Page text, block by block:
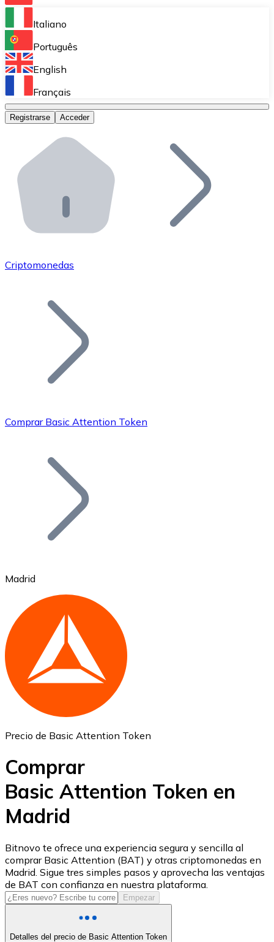
Bitnovo Ramp
Integra nuestra solución en tu plataforma.
Bitnovo Giftcards
Bitnovo OTC
Bitnovo ATM
Integra un ATM Bitnovo en tu negocio y permite que
Bitnovo API
Integra nuestra API en tu ecosistema.
Únete a nuestra red de distribuidores.
Añade tu proyecto a nuestro ecosistema.
Bitcoin
Ethereum
ETH
USD Coin
USDC
Italiano
Português
English
Français
Registrarse Acceder
Criptomonedas
Comprar Basic Attention Token
Madrid
Precio de Basic Attention Token
Comprar
Basic Attention Token en
Madrid
Bitnovo te ofrece una experiencia segura y sencilla al
comprar Basic Attention (BAT) y otras criptomonedas en
Madrid. Sigue tres simples pasos y aprovecha las ventajas
de BAT con confianza en nuestra plataforma.
Empezar
Detalles del precio de Basic Attention Token